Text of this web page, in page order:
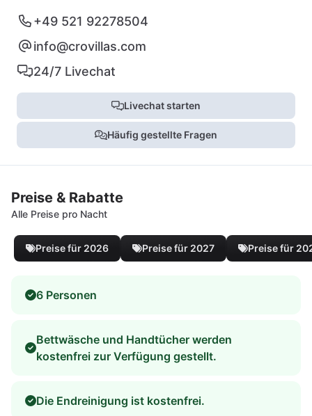
+49 521 92278504
info@crovillas.com
24/7 Livechat
Livechat starten
Häufig gestellte Fragen
Preise & Rabatte
Alle Preise pro Nacht
Preise für 2026 Preise für 2027 Preise für
6 Personen
Bettwäsche und Handtücher werden
kostenfrei zur Verfügung gestellt.
Die Endreinigung ist kostenfrei.